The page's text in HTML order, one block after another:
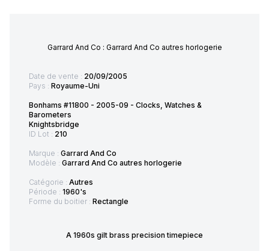
Garrard And Co : Garrard And Co autres horlogerie
Date de vente : 20/09/2005
Pays : Royaume-Uni
Bonhams #11800 - 2005-09 - Clocks, Watches &
Barometers
Knightsbridge
ID Lot : 210
Marque : Garrard And Co
Modèle : Garrard And Co autres horlogerie
Catégorie : Autres
Période : 1960's
Forme du boitier : Rectangle
A 1960s gilt brass precision timepiece